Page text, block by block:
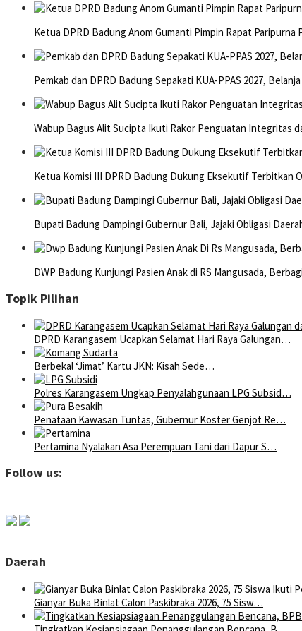
Ketua DPRD Badung Anom Gumanti Pimpin Rapat Paripurna
Pemkab dan DPRD Badung Sepakati KUA-PPAS 2027,
Wabup Bagus Alit Sucipta Ikuti Rakor Penguatan Integritas
Ketua Komisi III DPRD Badung Dukung Eksekutif Terbitkan
Bupati Badung Dampingi Gubernur Bali, Jajaki Obligasi
DWP Badung Kunjungi Pasien Anak di RS Mangusada,
Topik Pilihan
DPRD Karangasem Ucapkan Selamat Hari Raya Galungan…
Berbekal ‘Jimat’ Kartu JKN: Kisah Sede…
Polres Karangasem Ungkap Penyalahgunaan LPG Subsid…
Penataan Kawasan Tuntas, Gubernur Koster Genjot Re…
Pertamina Nyalakan Asa Perempuan Tani dari Dapur S…
Follow us:
Daerah
Gianyar Buka Binlat Calon Paskibraka 2026, 75 Sisw…